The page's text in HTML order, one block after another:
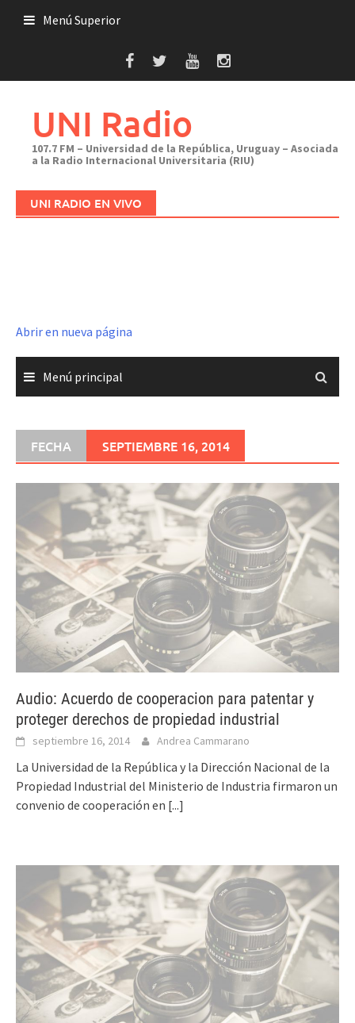
Menú Superior
UNI Radio
107.7 FM – Universidad de la República, Uruguay – Asociada
a la Radio Internacional Universitaria (RIU)
UNI RADIO EN VIVO
Abrir en nueva página
Menú principal
FECHA SEPTIEMBRE 16, 2014
Audio: Acuerdo de cooperacion para patentar y
proteger derechos de propiedad industrial
septiembre 16, 2014 Andrea Cammarano
La Universidad de la República y la Dirección Nacional de la
Propiedad Industrial del Ministerio de Industria firmaron un
convenio de cooperación en [...]